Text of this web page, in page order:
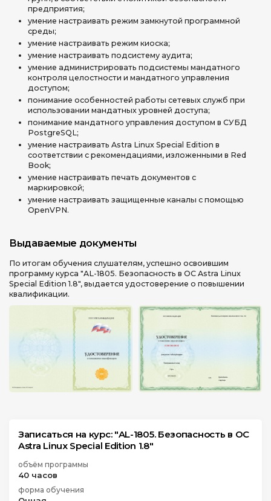
предприятия;
умение настраивать режим замкнутой программной
среды;
умение настраивать режим киоска;
умение настраивать подсистему аудита;
умение администрировать подсистемы мандатного
контроля целостности и мандатного управления
доступом;
понимание особенностей работы сетевых служб при
использовании мандатных уровней доступа;
понимание мандатного управления доступом в СУБД
PostgreSQL;
умение настраивать Astra Linux Special Edition в
соответствии с рекомендациями, изложенными в Red
Book;
умение настраивать печать документов с
маркировкой;
умение настраивать защищенные каналы с помощью
OpenVPN.
Выдаваемые документы
По итогам обучения слушателям, успешно освоившим
программу курса "AL-1805. Безопасность в ОС Astra Linux
Special Edition 1.8", выдается удостоверение о повышении
квалификации.
Записаться на курс: "AL-1805. Безопасность в ОС
Astra Linux Special Edition 1.8"
объём программы
40 часов
форма обучения